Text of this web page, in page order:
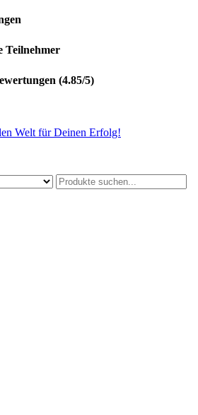
Teilnehmer
(4.85/5)
Welt für Deinen Erfolg!